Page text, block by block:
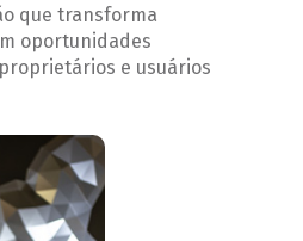
que transforma
oportunidades
e usuários